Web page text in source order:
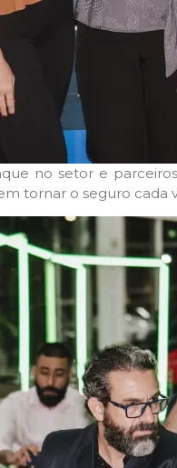
no setor e
tornar o seguro cada